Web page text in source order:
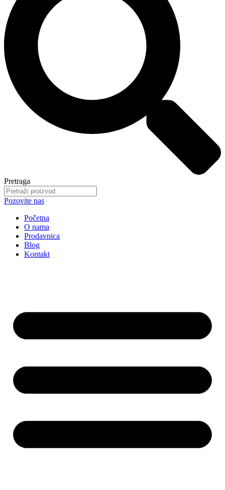
Pretraga
Pozovite nas
Početna
O nama
Prodavnica
Blog
Kontakt